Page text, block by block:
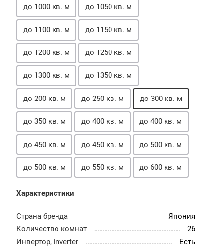
до 1000 кв. м до 1050 кв. м
до 1100 кв. м до 1150 кв. м
до 1200 кв. м до 1250 кв. м
до 1300 кв. м до 1350 кв. м
до 200 кв. м до 250 кв. м до 300 кв. м
до 350 кв. м до 400 кв. м до 400 кв. м
до 450 кв. м до 450 кв. м до 500 кв. м
до 500 кв. м до 550 кв. м до 600 кв. м
Характеристики
Страна бренда
Япония
Количество комнат
26
Инвертор, inverter
Есть